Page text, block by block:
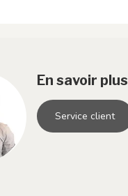
En savoir plus
Service client